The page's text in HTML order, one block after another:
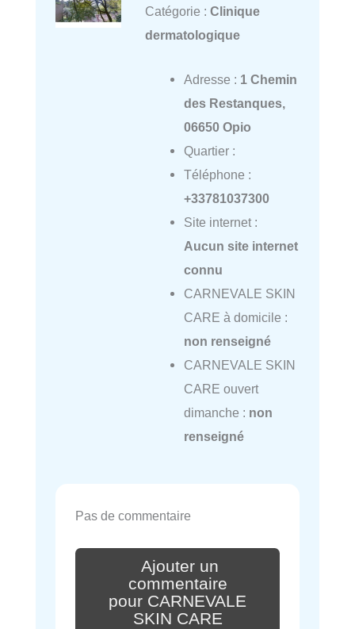
Catégorie : Clinique
dermatologique
Adresse : 1 Chemin
des Restanques,
06650 Opio
Quartier :
Téléphone :
+33781037300
Site internet :
Aucun site internet
connu
CARNEVALE SKIN
CARE à domicile :
non renseigné
CARNEVALE SKIN
CARE ouvert
dimanche : non
renseigné
Pas de commentaire
Ajouter un
commentaire
pour CARNEVALE
SKIN CARE